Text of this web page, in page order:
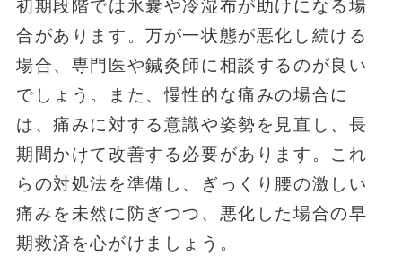
初期段階では氷嚢や冷湿布が助けになる場
合があります。万が一状態が悪化し続ける
場合、専門医や鍼灸師に相談するのが良い
でしょう。また、慢性的な痛みの場合に
は、痛みに対する意識や姿勢を見直し、長
期間かけて改善する必要があります。これ
らの対処法を準備し、ぎっくり腰の激しい
痛みを未然に防ぎつつ、悪化した場合の早
期救済を心がけましょう。